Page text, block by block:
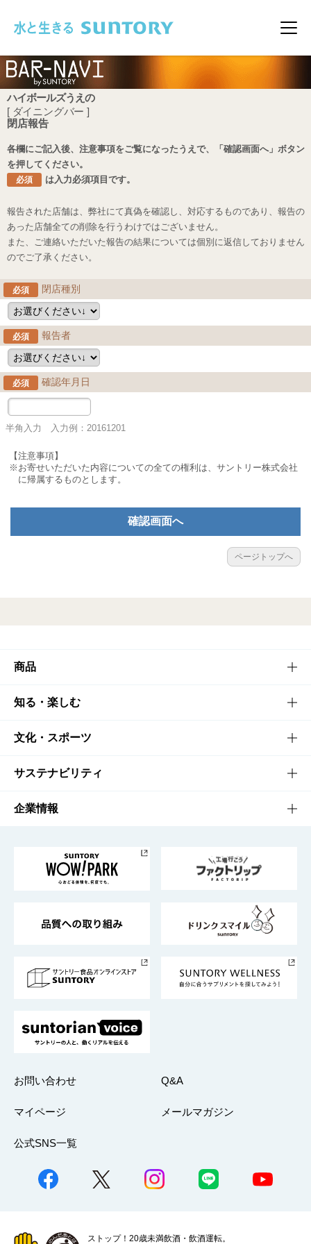
メ
ハイボールズうえの
[ ダイニングバー ]
閉店報告
各欄にご記入後、注意事項をご覧になったうえで、「確認画面へ」ボタン
を押してください。
必須 は入力必須項目です。
報告された店舗は、弊社にて真偽を確認し、対応するものであり、報告の
あった店舗全ての削除を行うわけではございません。
また、ご連絡いただいた報告の結果については個別に返信しておりません
のでご了承ください。
必須 閉店種別
必須 報告者
必須 確認年月日
半角入力 入力例：20161201
【注意事項】
※お寄せいただいた内容についての全ての権利は、サントリー株式会社
に帰属するものとします。
確認画面へ
ページトップへ
商品
商品TOP
商品一覧
商品発売情報
栄養成分一覧
知る・楽しむ
知る・楽しむTOP
キャンペーン
工場見学
地域情報
文化・スポーツ
文化・スポーツTOP
サントリーホール
サントリーサンバーズ大阪
サステナビリティ
サステナビリティTOP
サントリーが考えるサステナビリティ経営
企業情報
企業概要
採用情報
お問い合わせ Q&A
マイページ メールマガジン
公式SNS一覧
ストップ！20歳未満飲酒・飲酒運転。